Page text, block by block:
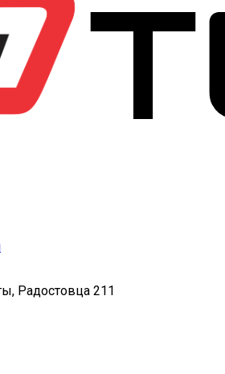
Радостовца 211